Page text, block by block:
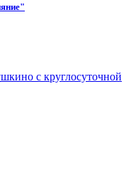
с круглосуточной